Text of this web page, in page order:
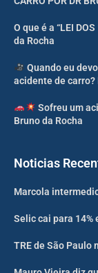
O que é a “LEI
da Rocha
Quando eu
acidente de carro?
Sofreu um
Bruno da Rocha
Noticias
Marcola
Selic cai para 14%
TRE de São